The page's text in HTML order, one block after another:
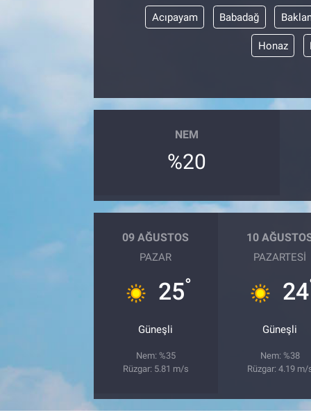
Acıpayam Babadağ
Honaz
NEM
%20
09 AĞUSTOS
PAZAR
25°
Güneşli
Nem: %35
Rüzgar: 5.81 m/s
10
PAZARTESI
24
Güneşli
Nem: %38
Rüzgar: 4.19 m/